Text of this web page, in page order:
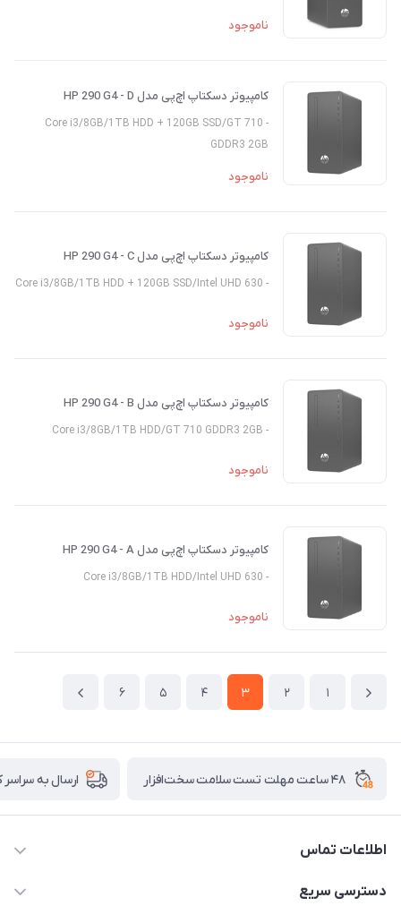
ناموجود
کامپیوتر دسکتاپ اچ‌پی مدل HP 290 G4 - D
- Core i3/8GB/1TB HDD + 120GB SSD/GT 710
GDDR3 2GB
ناموجود
کامپیوتر دسکتاپ اچ‌پی مدل HP 290 G4 - C
- Core i3/8GB/1TB HDD + 120GB SSD/Intel UHD 630
ناموجود
کامپیوتر دسکتاپ اچ‌پی مدل HP 290 G4 - B
- Core i3/8GB/1TB HDD/GT 710 GDDR3 2GB
ناموجود
کامپیوتر دسکتاپ اچ‌پی مدل HP 290 G4 - A
- Core i3/8GB/1TB HDD/Intel UHD 630
ناموجود
1
2
3
4
5
6
۴۸ ساعت مهلت تست سلامت سخت‌افزار ارسال به
اطلاعات تماس
02122913967
دسترسی سریع